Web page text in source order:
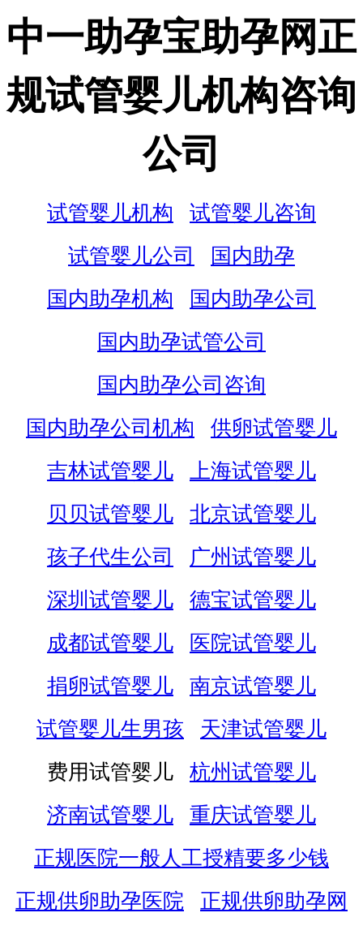
中一助孕宝助孕网正
规试管婴儿机构咨询
公司
试管婴儿机构
试管婴儿咨询
试管婴儿公司
国内助孕
国内助孕机构
国内助孕公司
国内助孕试管公司
国内助孕公司咨询
国内助孕公司机构
供卵试管婴儿
吉林试管婴儿
上海试管婴儿
贝贝试管婴儿
北京试管婴儿
孩子代生公司
广州试管婴儿
深圳试管婴儿
德宝试管婴儿
成都试管婴儿
医院试管婴儿
捐卵试管婴儿
南京试管婴儿
试管婴儿生男孩
天津试管婴儿
费用试管婴儿
杭州试管婴儿
济南试管婴儿
重庆试管婴儿
正规医院一般人工授精要多少钱
正规供卵助孕医院
正规供卵助孕网